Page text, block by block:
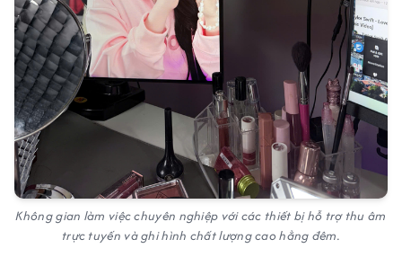
Không gian làm việc chuyên nghiệp với các thiết bị hỗ trợ thu âm
trực tuyến và ghi hình chất lượng cao hằng đêm.